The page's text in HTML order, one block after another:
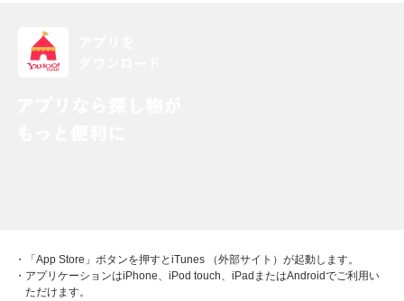
・「App Store」ボタンを押すとiTunes （外部サイト）が起動します。
・アプリケーションはiPhone、iPod touch、iPadまたはAndroidでご利用い
ただけます。